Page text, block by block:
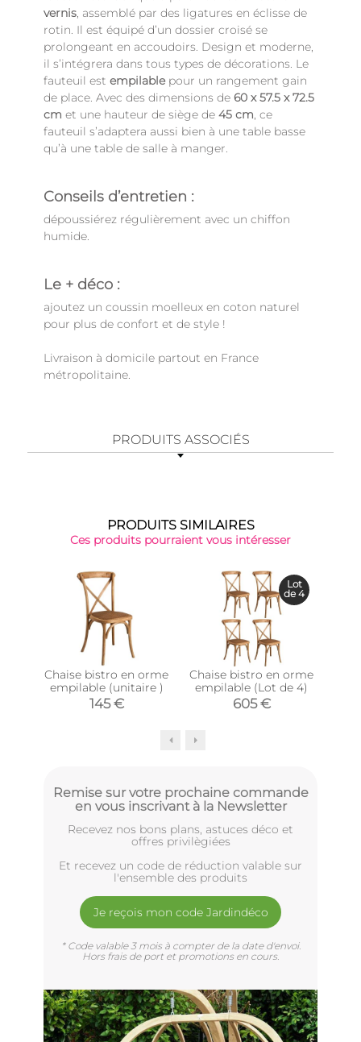
vernis, assemblé par des ligatures en éclisse de
rotin. Il est équipé d’un dossier croisé se
prolongeant en accoudoirs. Design et moderne,
il s’intégrera dans tous types de décorations. Le
fauteuil est empilablepour un rangement gain
de place. Avec des dimensions de 60 x 57.5 x 72.5
cm et une hauteur de siège de 45 cm, ce
fauteuil s’adaptera aussi bien à une table basse
qu’à une table de salle à manger.
Conseils d’entretien :
dépoussiérez régulièrement avec un chiffon
humide.
Le + déco :
ajoutez un coussin moelleux en coton naturel
pour plus de confort et de style !
Livraison à domicile partout en France
métropolitaine.
PRODUITS ASSOCIÉS
PRODUITS SIMILAIRES
Ces produits pourraient vous intéresser
Chaise bistro en orme
empilable (unitaire )
145 €
Chaise bistro en orme
empilable (Lot de 4)
605 €
Lot
de 4
Remise sur votre prochaine commande
en vous inscrivant à la Newsletter
Recevez nos bons plans, astuces déco et
offres privilègiées
Et recevez un code de réduction valable sur
l'ensemble des produits
Je reçois mon code Jardindéco
* Code valable 3 mois à compter de la date d'envoi.
Hors frais de port et promotions en cours.